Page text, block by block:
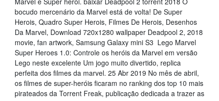
bocudo mercenário da Marvel está de volta! De Super
Herois, Quadro Super Herois, Filmes De Herois, Desenhos
Da Marvel, Download 720x1280 wallpaper Deadpool 2, 2018
movie, fan artwork, Samsung Galaxy mini S3 Lego Marvel
Super Heroes 1.0: Controle os heróis da Marvel em versão
Lego neste excelente Um jogo muito divertido, replica
perfeita dos filmes da marvel. 25 Abr 2019 No mês de abril,
os filmes de super-heróis ficaram no ranking dos top 10 mais
pirateados da Torrent Freak, publicação dedicada a trazer as